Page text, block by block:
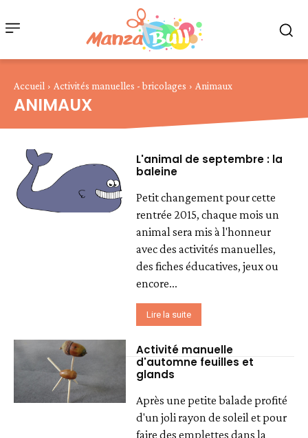
Accueil Activités manuelles - bricolages Animaux
ANIMAUX
L'animal de septembre : la
baleine
Petit changement pour cette
rentrée 2015, chaque mois un
animal sera mis à l'honneur
avec des activités manuelles,
des fiches éducatives, jeux ou
encore...
Lire la suite
Activité manuelle
d'automne feuilles et
glands
Après une petite balade profité
d'un joli rayon de soleil et pour
faire des emplettes dans la